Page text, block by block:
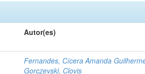
Autor(es)
Fernandes, Cícera Amanda
Gorczevski, Clovis